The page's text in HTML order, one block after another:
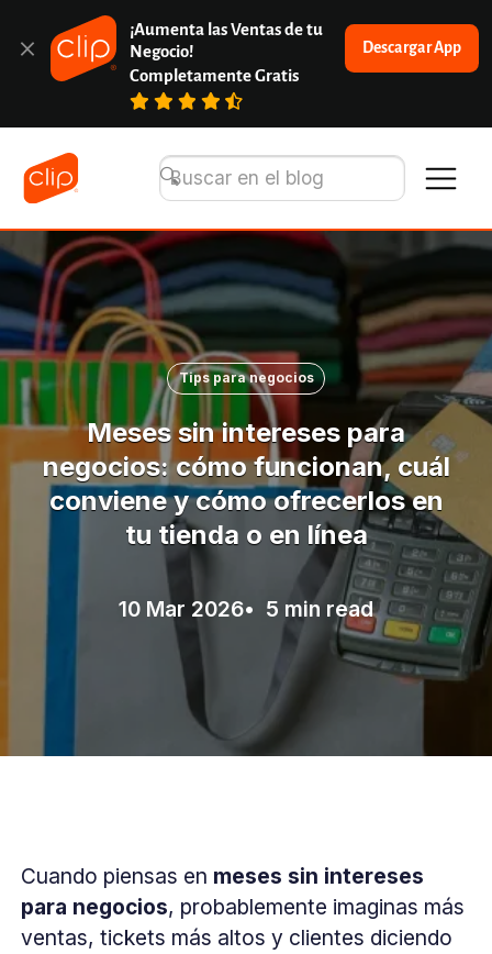
¡Aumenta las Ventas de tu
Negocio!
Completamente Gratis
Descargar App
Tips para negocios
Meses sin intereses para
negocios: cómo funcionan, cuál
conviene y cómo ofrecerlos en
tu tienda o en línea
10 Mar 2026• 5 min read
Cuando piensas en meses sin intereses
para negocios, probablemente imaginas más
ventas, tickets más altos y clientes diciendo